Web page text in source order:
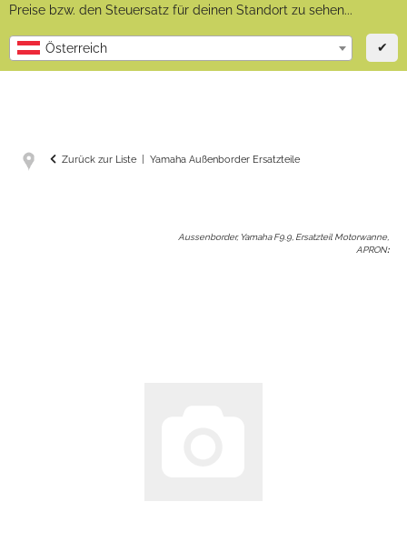
Preise bzw. den Steuersatz für deinen Standort zu sehen...
Österreich ✔
Zurück zur Liste Yamaha Außenborder Ersatzteile
Aussenborder, Yamaha F9.9, Ersatzteil Motorwanne,
APRON: